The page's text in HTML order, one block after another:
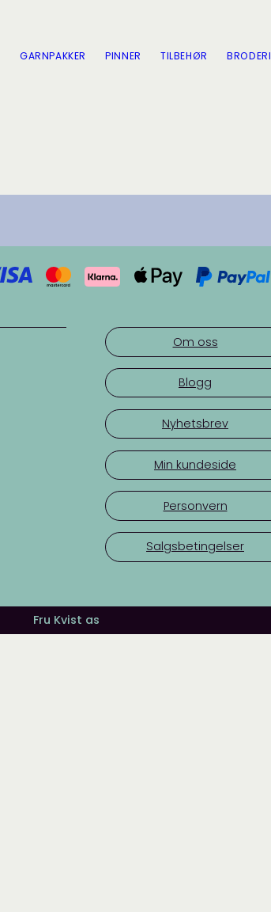
GARNPAKKER PINNER TILBEHØR BRODERI
Om oss
Blogg
Nyhetsbrev
Min kundeside
Personvern
Salgsbetingelser
Fru Kvist as